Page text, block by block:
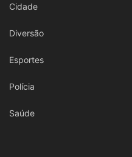
Cidade
Diversão
Esportes
Polícia
Saúde